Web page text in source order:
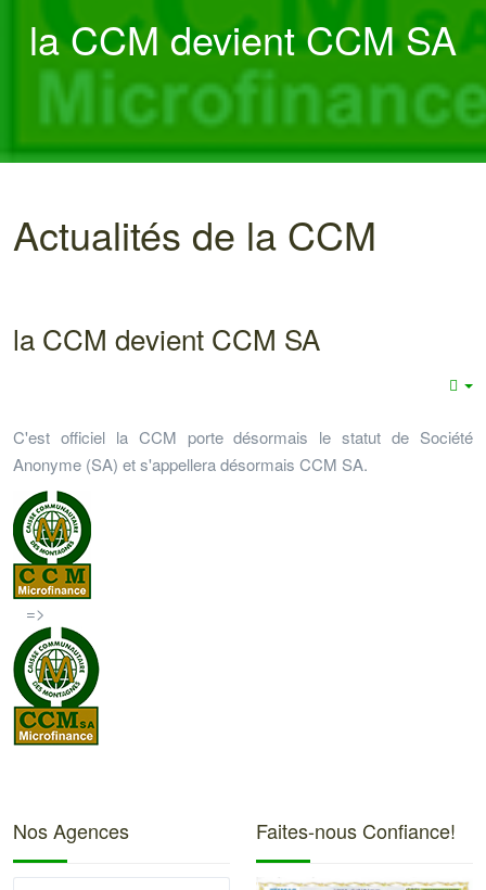
la CCM devient CCM SA
Actualités de la CCM
la CCM devient CCM SA
C'est officiel la CCM porte désormais le statut de Société
Anonyme (SA) et s'appellera désormais CCM SA.
=>
Nos Agences Faites-nous Confiance!